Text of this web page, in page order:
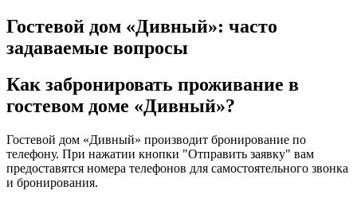
Гостевой дом «Дивный»: часто
задаваемые вопросы
Как забронировать проживание в
гостевом доме «Дивный»?
Гостевой дом «Дивный» производит бронирование по
телефону. При нажатии кнопки "Отправить заявку" вам
предоставятся номера телефонов для самостоятельного звонка
и бронирования.